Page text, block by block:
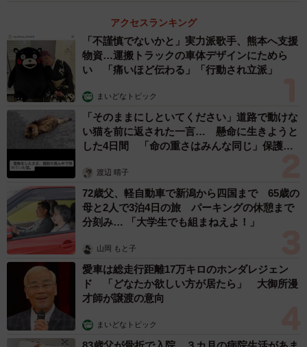
アクセスランキング
「不謹慎でないかと」実力派歌手、熊本へ支援
物資…運搬トラックの車体デザインにためら
い 「痛いほど伝わる」「行動され立派」
まいどなトピック
「そのままにしといてください」道路で動けな
い猫を前に返された一言… 懸命に生きようと
した4日間 「命の重さはみんな同じ」保護団
渡辺 晴子
72歳父、軽自動車で新潟から四国まで 65歳の
母と2人で3泊4日の旅 パーキングの休憩まで
分刻み… 「大学生でも組まねえよ！」
山岡 もと子
愛車は総走行距離17万キロのホンダレジェン
ド 「どなたか欲しい方が居たら」 大御所漫
才師が譲渡の意向
まいどなトピック